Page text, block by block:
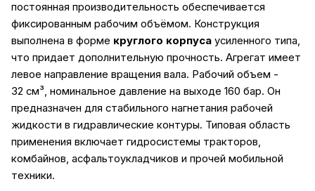
постоянная производительность обеспечивается
фиксированным рабочим объёмом. Конструкция
выполнена в форме круглого корпуса усиленного типа,
что придает дополнительную прочность. Агрегат имеет
левое направление вращения вала. Рабочий объем -
32 см³, номинальное давление на выходе 160 бар. Он
предназначен для стабильного нагнетания рабочей
жидкости в гидравлические контуры. Типовая область
применения включает гидросистемы тракторов,
комбайнов, асфальтоукладчиков и прочей мобильной
техники.